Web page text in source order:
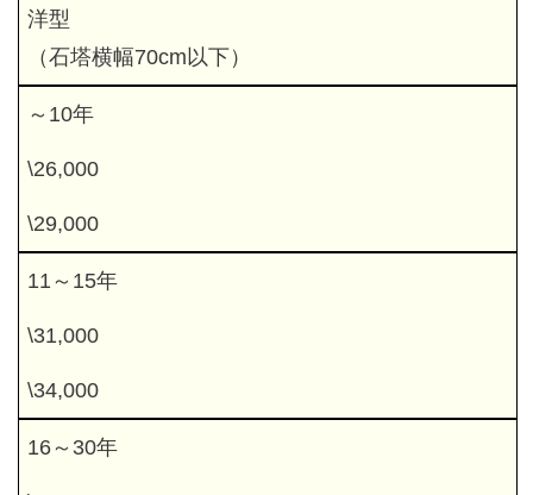
洋型
（石塔横幅70cm以下）
～10年
\26,000
\29,000
11～15年
\31,000
\34,000
16～30年